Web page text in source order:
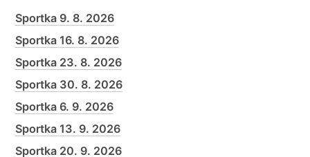
Sportka 9. 8. 2026
Sportka 16. 8. 2026
Sportka 23. 8. 2026
Sportka 30. 8. 2026
Sportka 6. 9. 2026
Sportka 13. 9. 2026
Sportka 20. 9. 2026